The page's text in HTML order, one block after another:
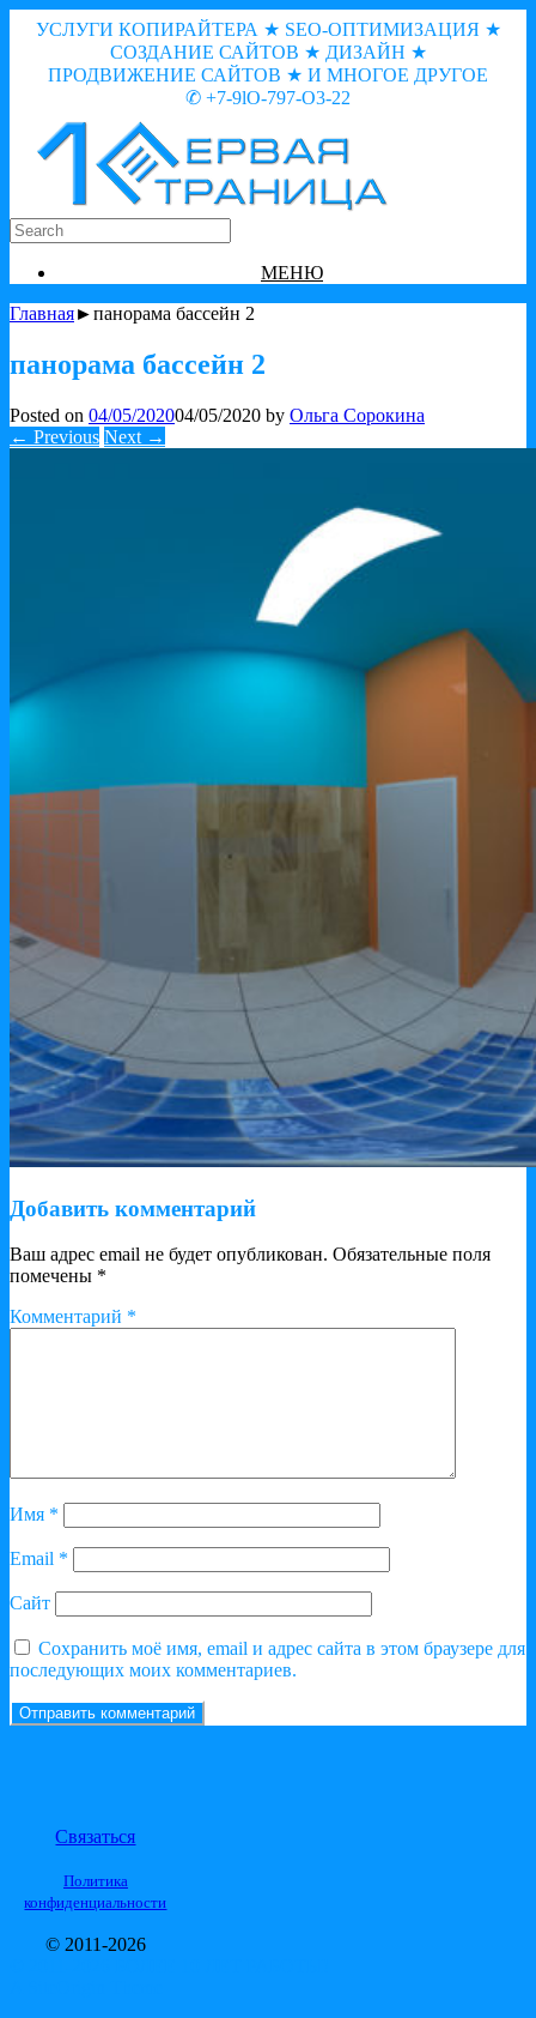
УСЛУГИ КОПИРАЙТЕРА ★ SEO-ОПТИМИЗАЦИЯ ★
СОЗДАНИЕ САЙТОВ ★ ДИЗАЙН ★
ПРОДВИЖЕНИЕ САЙТОВ ★ И МНОГОЕ ДРУГОЕ
✆ +7-9lO-797-O3-22
МЕНЮ
Главная►панорама бассейн 2
панорама бассейн 2
Posted on 04/05/202004/05/2020 by Ольга Сорокина
← Previous Next →
Добавить комментарий
Ваш адрес email не будет опубликован. Обязательные поля
помечены *
Комментарий *
Имя *
Email *
Сайт
Сохранить моё имя, email и адрес сайта в этом браузере для
последующих моих комментариев.
Связаться
Политика
конфиденциальности
© 2011-2026